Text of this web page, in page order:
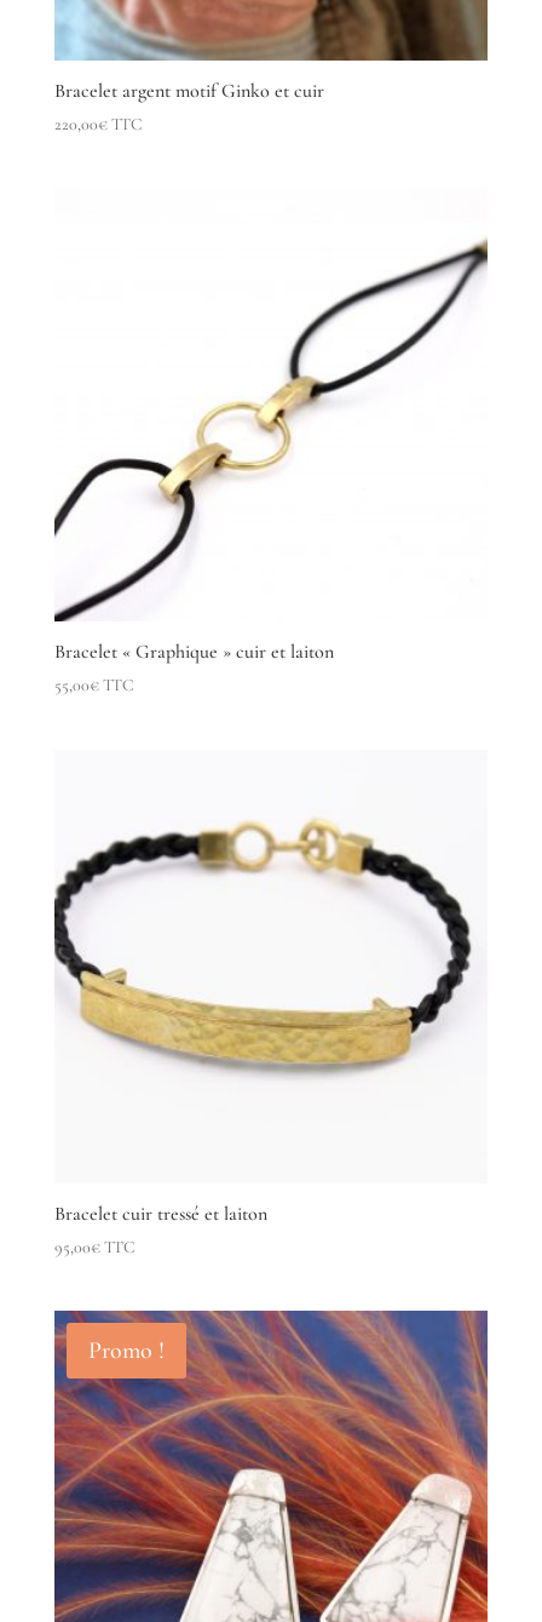
Bracelet argent motif Ginko et cuir
220,00€TTC
Bracelet « Graphique » cuir et laiton
55,00€TTC
Bracelet cuir tressé et laiton
95,00€TTC
Promo !